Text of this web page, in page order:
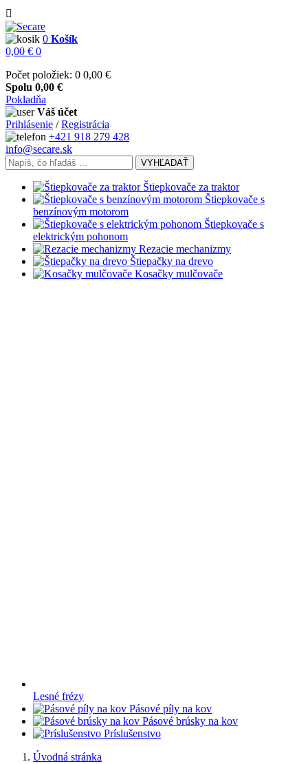

0 Košík
0,00 € 0
Počet položiek: 0 0,00 €
Spolu 0,00 €
Pokladňa
Váš účet
Prihlásenie /Registrácia
+421 918 279 428
info@secare.sk
VYHĽADAŤ
Štiepkovače za traktor
Štiepkovače s
benzínovým motorom
Štiepkovače s
elektrickým pohonom
Rezacie mechanizmy
Štiepačky na drevo
Kosačky mulčovače
Lesné frézy
Pásové píly na kov
Pásové brúsky na kov
Príslušenstvo
Úvodná stránka